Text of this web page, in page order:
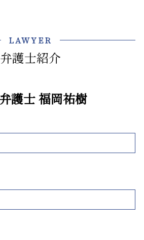
損害賠償
地
間
約
ガバナンス 内部統制
書
種類 厚生労働省
定義
士 相談 江東区
護士 相談 飯田橋
央区
ブル 弁護士 相談 飯田橋
士 相談 文京区
士 相談 牛込神楽坂
士 相談 江東区
ル 弁護士 相談 牛込神楽坂
ブル 弁護士 相談 渋谷区
護士 相談 神楽坂
LAWYER
弁護士紹介
弁護士 福岡祐樹